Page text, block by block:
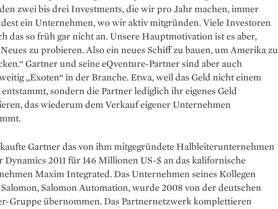
zwei bis drei Investments, die wir pro Jahr machen, immer
ein Unternehmen, wo wir aktiv mitgründen. Viele Investoren
das so früh gar nicht an. Unsere Hauptmotivation ist es aber,
zu probieren. Also ein neues Schiff zu bauen, um Amerika zu
Gartner und seine eQventure-Partner sind aber auch
„Exoten“ in der Branche. Etwa, weil das Geld nicht einem
entstammt, sondern die Partner lediglich ihr eigenes Geld
das wiederum dem Verkauf eigener Unternehmen
Gartner das von ihm mitgegründete Halbleiterunternehmen
Dynamics 2011 für 146 Millionen US-$ an das kalifornische
Maxim Integrated. Das Unternehmen seines Kollegen
Salomon Automation, wurde 2008 von der deutschen
Gruppe übernommen. Das Partnernetzwerk komplettieren